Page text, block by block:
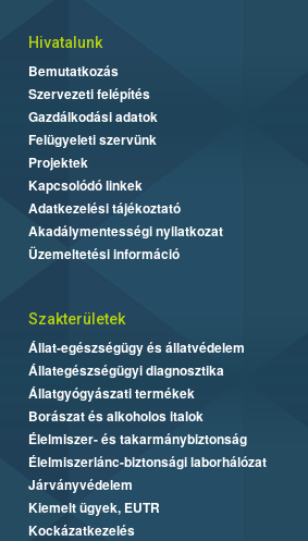
Hivatalunk
Bemutatkozás
Szervezeti felépítés
Gazdálkodási adatok
Felügyeleti szervünk
Projektek
Kapcsolódó linkek
Adatkezelési tájékoztató
Akadálymentességi nyilatkozat
Üzemeltetési információ
Szakterületek
Állat-egészségügy és állatvédelem
Állategészségügyi diagnosztika
Állatgyógyászati termékek
Borászat és alkoholos italok
Élelmiszer- és takarmánybiztonság
Élelmiszerlánc-biztonsági laborhálózat
Járványvédelem
Kiemelt ügyek, EUTR
Kockázatkezelés